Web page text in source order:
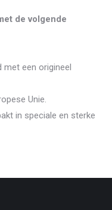
de volgende
met een origineel
Unie.
in speciale en sterke